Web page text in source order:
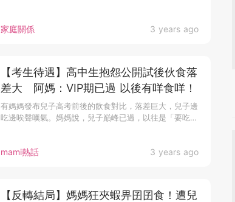
家庭關係 3 years ago
mami熱話 3 years ago
【考生待遇】高中生抱怨公開試後伙食落
差大 阿媽：VIP期已過 以後有咩食咩！
有媽媽發布兒子高考前後的飲食對比，落差巨大，兒子邊
吃邊唉聲嘆氣。媽媽說，兒子巔峰已過，以往是「要吃
【反轉結局】媽媽狂夾蝦畀囝囝食！遭兒